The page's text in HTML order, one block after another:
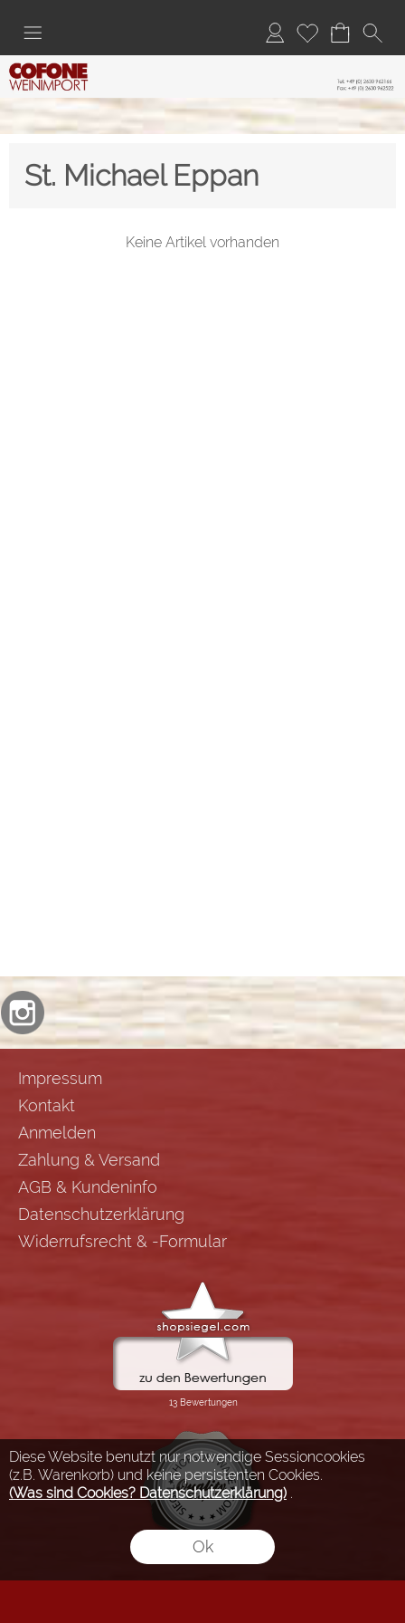
Diese Website benutzt nur notwendige Sessioncookies
(z.B. Warenkorb) und keine persistenten Cookies.
(Was sind Cookies? Datenschutzerklärung) .
Ok
St. Michael Eppan
Keine Artikel vorhanden
Impressum
Kontakt
Anmelden
Zahlung & Versand
AGB & Kundeninfo
Datenschutzerklärung
Widerrufsrecht & -Formular
FLOW® SHOPSOFTWARE